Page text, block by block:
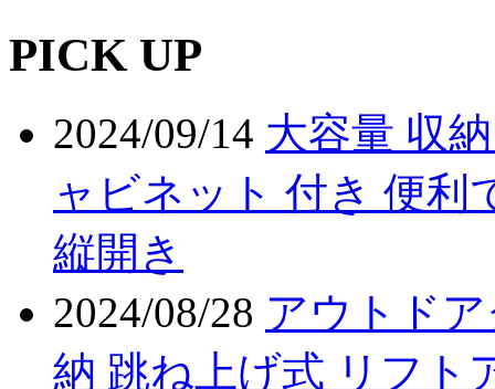
PICK UP
2024/09/14 大容量 収
ャビネット 付き 便利
縦開き
2024/08/28 アウトド
納 跳ね上げ式 リフト